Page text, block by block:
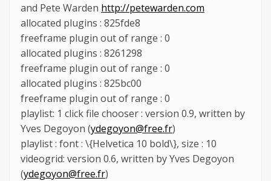
and Pete Warden http://petewarden.com
allocated plugins : 825fde8
freeframe plugin out of range : 0
allocated plugins : 8261298
freeframe plugin out of range : 0
allocated plugins : 825bc00
freeframe plugin out of range : 0
playlist: 1 click file chooser : version 0.9, written by
Yves Degoyon (ydegoyon@free.fr)
playlist : font : \{Helvetica 10 bold\}, size : 10
videogrid: version 0.6, written by Yves Degoyon
(ydegoyon@free.fr)